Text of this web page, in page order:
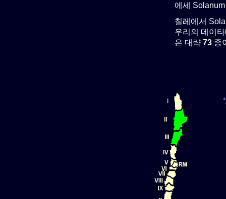
에세
칠레에서
우리의 데이
은 대략 73 종